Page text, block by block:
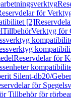
för
[2]
TillbehörVerktyg för
Reservdelar för
Silent-db20/
för
Tillbehör för